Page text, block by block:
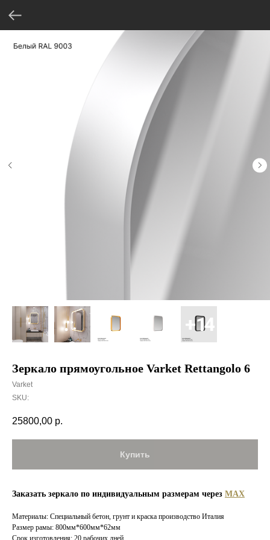
Зеркало прямоугольное Varket Rettangolo 6
Varket
SKU:
25800,00 р.
Купить
Заказать зеркало по индивидуальным размерам через MAX
Материалы: Специальный бетон, грунт и краска производство Италия
Размер рамы: 800мм*600мм*62мм